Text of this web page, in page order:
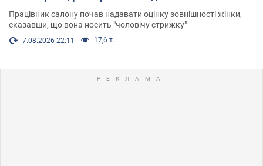
Працівник салону почав надавати оцінку зовнішності жінки,
сказавши, що вона носить "чоловічу стрижку"
7.08.2026 22:11 17,6 т.